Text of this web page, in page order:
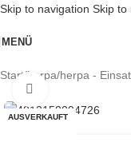
Skip to navigation Skip to
MENÜ
Start/herpa/herpa -
AUSVERKAUFT